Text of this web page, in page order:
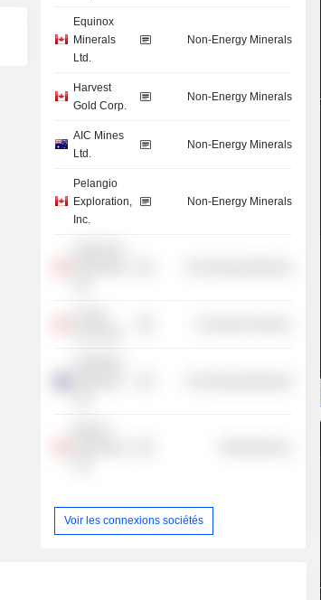
Equinox
Minerals
Ltd.
Non-Energy Minerals
Harvest
Gold Corp.
Non-Energy Minerals
AIC Mines
Ltd.
Non-Energy Minerals
Pelangio
Exploration,
Inc.
Non-Energy Minerals
Voir les connexions sociétés